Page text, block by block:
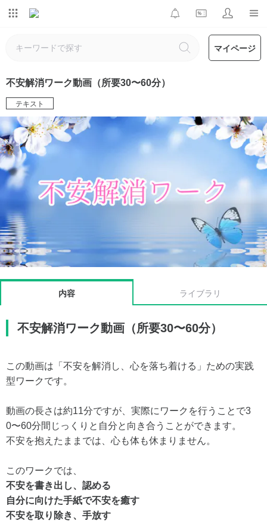
マイページ
不安解消ワーク動画（所要30〜60分）
テキスト
内容 ライブラリ
不安解消ワーク動画（所要30〜60分）
この動画は「不安を解消し、心を落ち着ける」ための実践
型ワークです。
動画の長さは約11分ですが、実際にワークを行うことで3
0〜60分間じっくりと自分と向き合うことができます。
不安を抱えたままでは、心も体も休まりません。
このワークでは、
不安を書き出し、認める
自分に向けた手紙で不安を癒す
不安を取り除き、手放す